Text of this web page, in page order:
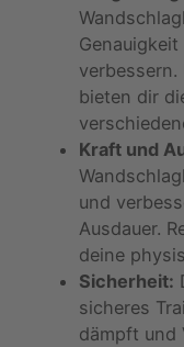
bieten dir
Kraft und
und
Ausdauer.
deine
Sicherheit:
sicheres
dämpft und